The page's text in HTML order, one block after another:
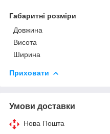
Габаритні розміри
Довжина
Висота
Ширина
Приховати
Умови доставки
Нова Пошта